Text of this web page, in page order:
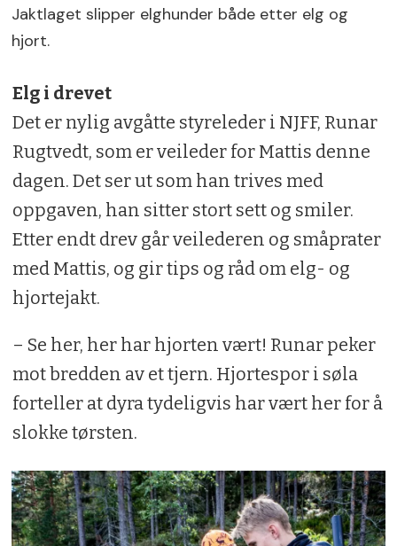
Jaktlaget slipper elghunder både etter elg og
hjort.
Elg i drevet
Det er nylig avgåtte styreleder i NJFF, Runar
Rugtvedt, som er veileder for Mattis denne
dagen. Det ser ut som han trives med
oppgaven, han sitter stort sett og smiler.
Etter endt drev går veilederen og småprater
med Mattis, og gir tips og råd om elg- og
hjortejakt.
– Se her, her har hjorten vært! Runar peker
mot bredden av et tjern. Hjortespor i søla
forteller at dyra tydeligvis har vært her for å
slokke tørsten.